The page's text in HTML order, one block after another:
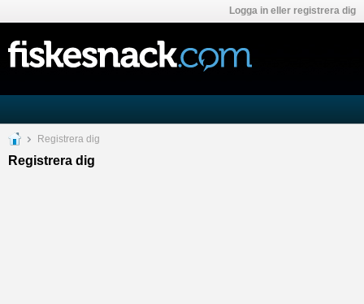
Logga in eller registrera dig
Registrera dig
Registrera dig